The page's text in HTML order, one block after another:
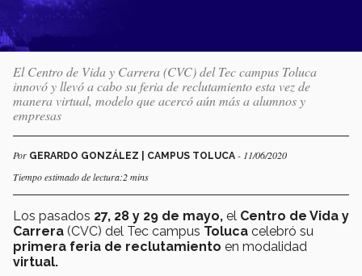
El Centro de Vida y Carrera (CVC) del Tec campus Toluca
innovó y llevó a cabo su feria de reclutamiento esta vez de
manera virtual, modelo que acercó aún más a alumnos y
empresas
Por GERARDO GONZÁLEZ | CAMPUS TOLUCA - 11/06/2020
Tiempo estimado de lectura:2 mins
Los pasados 27, 28 y 29 de mayo, el Centro de Vida y
Carrera (CVC) del Tec campus Toluca celebró su
primera feria de reclutamiento en modalidad
virtual.